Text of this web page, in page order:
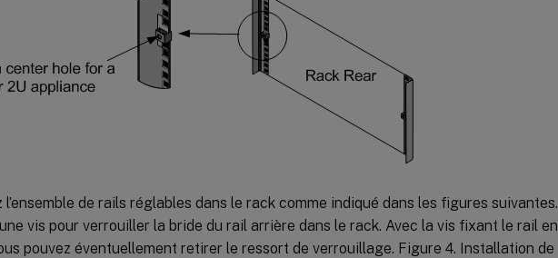
l’ensemble de rails réglables dans le rack comme indiqué dans les figures suivantes.
vis pour verrouiller la bride du rail arrière dans le rack. Avec la vis fixant le rail en
pouvez éventuellement retirer le ressort de verrouillage. Figure 4. Installation de